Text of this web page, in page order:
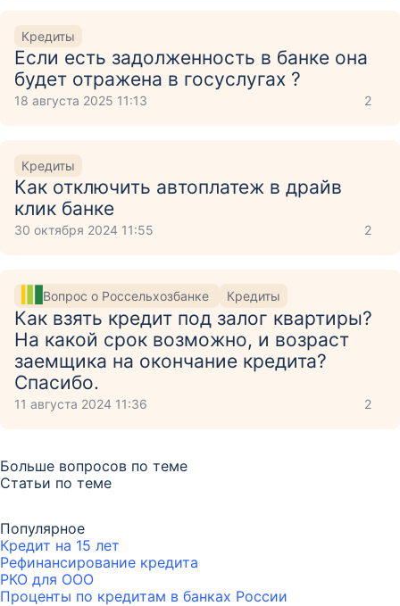
Кредиты
Если есть задолженность в банке она
будет отражена в госуслугах ?
18 августа 2025 11:13 2
Кредиты
Как отключить автоплатеж в драйв
клик банке
30 октября 2024 11:55 2
Вопрос о Россельхозбанке Кредиты
Как взять кредит под залог квартиры?
На какой срок возможно, и возраст
заемщика на окончание кредита?
Спасибо.
11 августа 2024 11:36 2
Больше вопросов по теме
Статьи по теме
Популярное
Кредит на 15 лет
Рефинансирование кредита
РКО для ООО
Проценты по кредитам в банках России